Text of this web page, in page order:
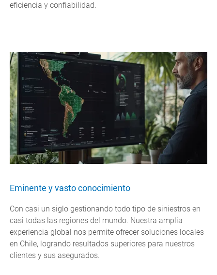
eficiencia y confiabilidad.
Eminente y vasto conocimiento
Con casi un siglo gestionando todo tipo de siniestros en
casi todas las regiones del mundo. Nuestra amplia
experiencia global nos permite ofrecer soluciones locales
en Chile, logrando resultados superiores para nuestros
clientes y sus asegurados.